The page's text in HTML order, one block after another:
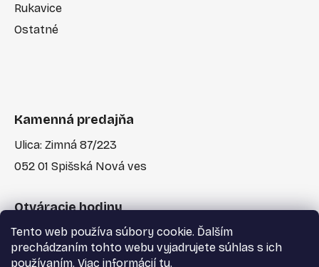
Tento web používa súbory cookie. Ďalším
prechádzaním tohto webu vyjadrujete súhlas s ich
používaním. Viac informácií tu.
Rukavice
Ostatné
Kamenná predajňa
Ulica: Zimná 87/223
052 01 Spišská Nová ves
Otváracie hodiny
Po-Pia: 7:30 - 17:00